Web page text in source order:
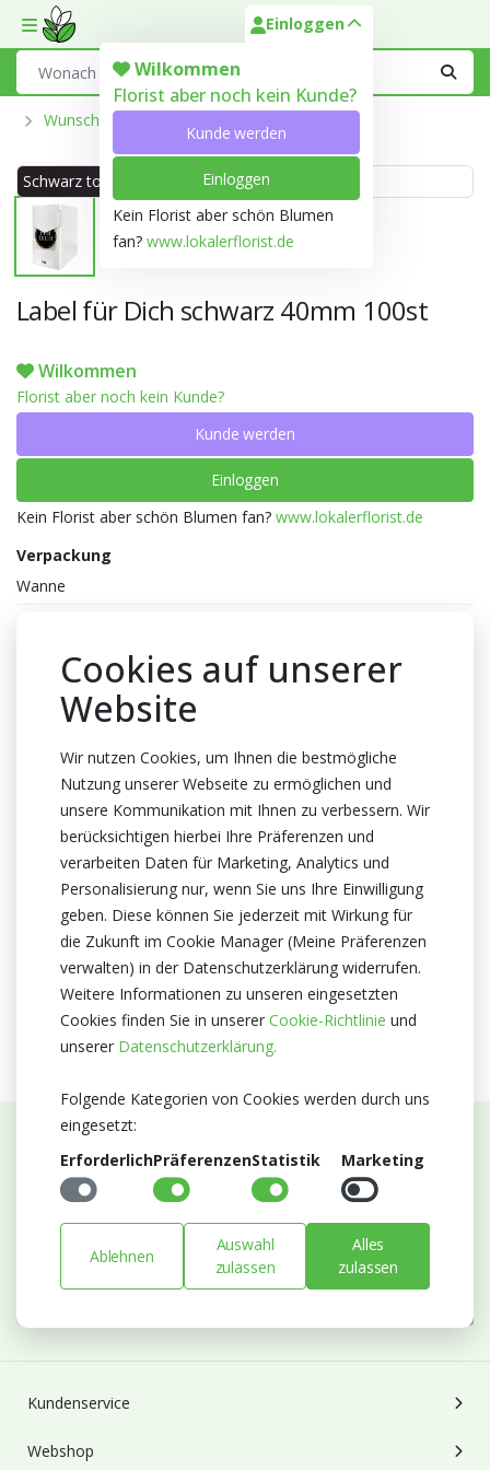
Toggle mobile menu
Einloggen
Wilkommen
Florist aber noch kein Kunde?
Kunde werden
Einloggen
Kein Florist aber schön Blumen
fan? www.lokalerflorist.de
Wunschkarte Und Labels
Schwarz ton 202A Weiss ton 999D
Label für Dich schwarz 40mm 100st
Wilkommen
Florist aber noch kein Kunde?
Kunde werden
Einloggen
Kein Florist aber schön Blumen fan? www.lokalerflorist.de
Verpackung
Wanne
Gewicht
120 Gramm
Schwarz,Weiss
Topfhöhe
Herkunftsland
Niederlande
Kein Zertifikate
Abonnieren Sie unseren Newsletter
Bleiben Sie auf dem Laufenden mit Neuigkeiten und
Entwicklungen von Blumengroßhandel Heyl
Kundenservice
Webshop
Cookies auf unserer
Website
Wir nutzen Cookies, um Ihnen die bestmögliche
Nutzung unserer Webseite zu ermöglichen und
unsere Kommunikation mit Ihnen zu verbessern. Wir
berücksichtigen hierbei Ihre Präferenzen und
verarbeiten Daten für Marketing, Analytics und
Personalisierung nur, wenn Sie uns Ihre Einwilligung
geben. Diese können Sie jederzeit mit Wirkung für
die Zukunft im Cookie Manager (Meine Präferenzen
verwalten) in der Datenschutzerklärung widerrufen.
Weitere Informationen zu unseren eingesetzten
Cookies finden Sie in unserer Cookie-Richtlinie und
unserer Datenschutzerklärung.
Folgende Kategorien von Cookies werden durch uns
eingesetzt:
ErforderlichPräferenzenStatistik Marketing
Ablehnen
Auswahl
zulassen
Alles
zulassen